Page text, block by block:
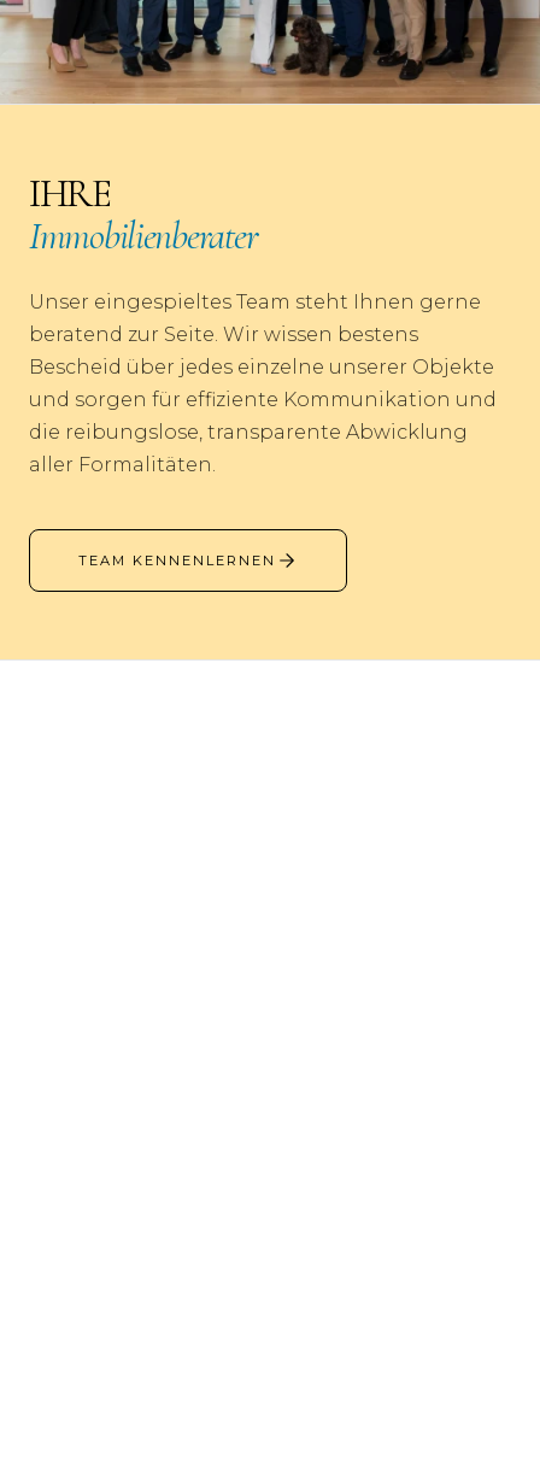
IHRE
Immobilienberater
Unser eingespieltes Team steht Ihnen gerne
beratend zur Seite. Wir wissen bestens
Bescheid über jedes einzelne unserer Objekte
und sorgen für effiziente Kommunikation und
die reibungslose, transparente Abwicklung
aller Formalitäten.
TEAM KENNENLERNEN